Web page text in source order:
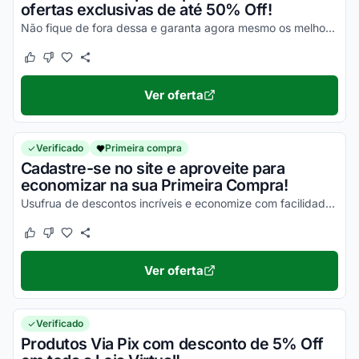
ofertas exclusivas de até 50% Off!
Não fique de fora dessa e garanta agora mesmo os melhores descontos!
Este cupom funcionou
Este cupom não funcionou
Ver oferta
Verificado Primeira compra
Cadastre-se no site e aproveite para
economizar na sua Primeira Compra!
Usufrua de descontos incríveis e economize com facilidade na sua aquisição!
Este cupom funcionou
Este cupom não funcionou
Ver oferta
Verificado
Produtos Via Pix com desconto de 5% Off